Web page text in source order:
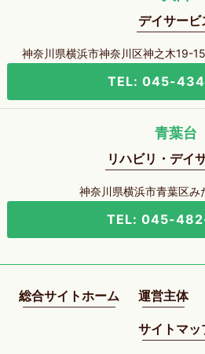
デイサービ
神奈川県横浜市神奈川区神之木19-
TEL: 045-
青葉台
リハビリ・デイ
神奈川県横浜市青葉区
TEL: 045-
総合サイトホーム 運営主体
サイトマッ